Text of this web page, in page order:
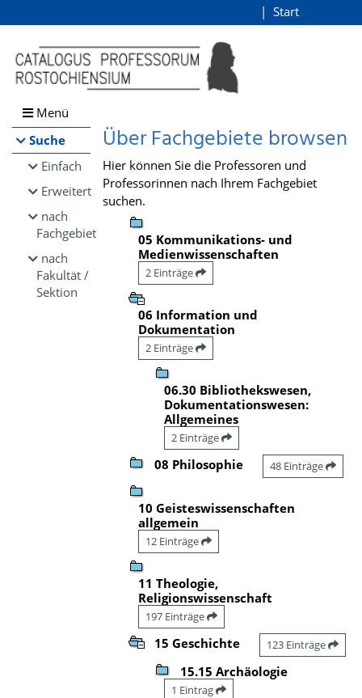
Browsen
direkt zum Inhalt
Start
Menü
Suche
Einfach
Erweitert
nach
Fachgebiet
nach
Fakultät /
Sektion
Über Fachgebiete browsen
Hier können Sie die Professoren und
Professorinnen nach Ihrem Fachgebiet
suchen.
05 Kommunikations- und
Medienwissenschaften
2 Einträge
06 Information und
Dokumentation
2 Einträge
06.30 Bibliothekswesen,
Dokumentationswesen:
Allgemeines
2 Einträge
08 Philosophie 48 Einträge
10 Geisteswissenschaften
allgemein
12 Einträge
11 Theologie,
Religionswissenschaft
197 Einträge
15 Geschichte 123 Einträge
15.15 Archäologie
1 Eintrag